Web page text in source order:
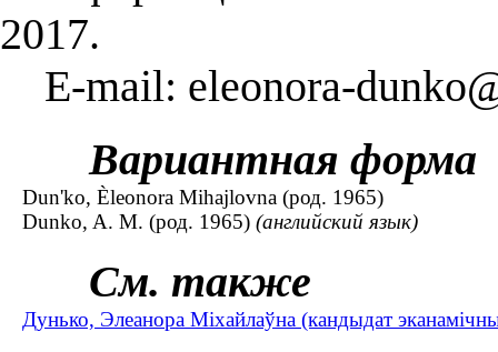
2017.
E-mail: eleonora-
Вариантная форма
Dun'ko, Èleonora Mihajlovna (род. 1965)
Dunko, A. M. (род. 1965) (английский язык)
См. также
Дунько, Элеанора Міхайлаўна (кандыдат